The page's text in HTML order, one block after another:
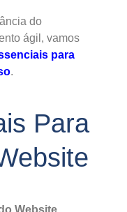
do
ágil, vamos
para
.
Para
Website